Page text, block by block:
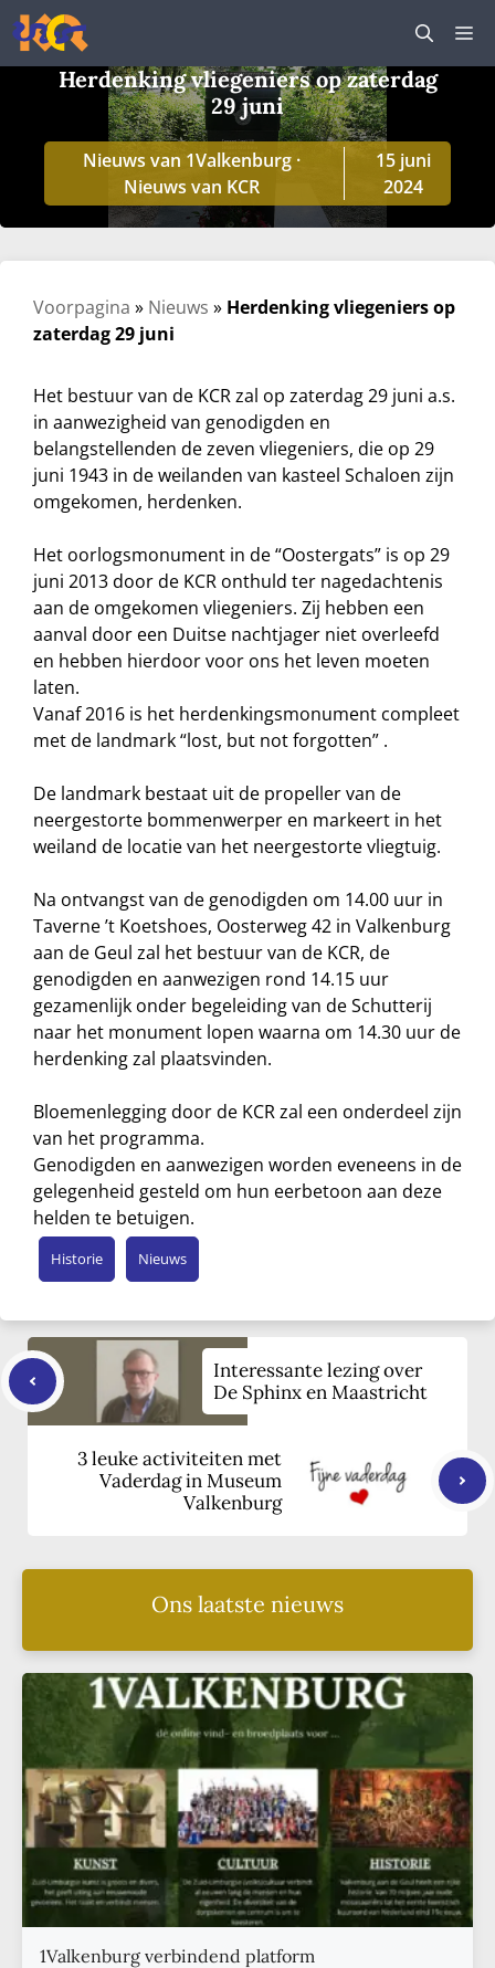
Ga
naar
de
Herdenking vliegeniers op zaterdag
29 juni
Nieuws van 1Valkenburg·
Nieuws van KCR
15 juni
2024
Voorpagina » Nieuws » Herdenking vliegeniers op
zaterdag 29 juni
Het bestuur van de KCR zal op zaterdag 29 juni a.s.
in aanwezigheid van genodigden en
belangstellenden de zeven vliegeniers, die op 29
juni 1943 in de weilanden van kasteel Schaloen zijn
omgekomen, herdenken.
Het oorlogsmonument in de “Oostergats” is op 29
juni 2013 door de KCR onthuld ter nagedachtenis
aan de omgekomen vliegeniers. Zij hebben een
aanval door een Duitse nachtjager niet overleefd
en hebben hierdoor voor ons het leven moeten
laten.
Vanaf 2016 is het herdenkingsmonument compleet
met de landmark “lost, but not forgotten” .
De landmark bestaat uit de propeller van de
neergestorte bommenwerper en markeert in het
weiland de locatie van het neergestorte vliegtuig.
Na ontvangst van de genodigden om 14.00 uur in
Taverne ’t Koetshoes, Oosterweg 42 in Valkenburg
aan de Geul zal het bestuur van de KCR, de
genodigden en aanwezigen rond 14.15 uur
gezamenlijk onder begeleiding van de Schutterij
naar het monument lopen waarna om 14.30 uur de
herdenking zal plaatsvinden.
Bloemenlegging door de KCR zal een onderdeel zijn
van het programma.
Genodigden en aanwezigen worden eveneens in de
gelegenheid gesteld om hun eerbetoon aan deze
helden te betuigen.
Historie Nieuws
Interessante lezing over
De Sphinx en Maastricht
3 leuke activiteiten met
Vaderdag in Museum
Valkenburg
Ons laatste nieuws
1Valkenburg verbindend platform